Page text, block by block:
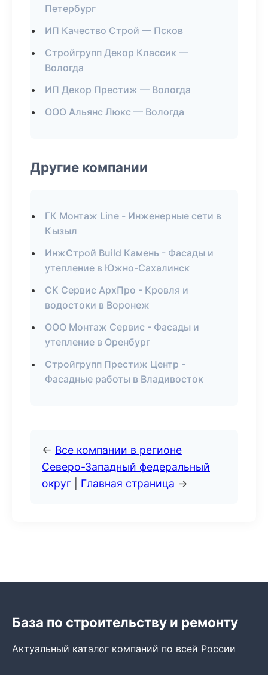
Петербург
ИП Качество Строй — Псков
Стройгрупп Декор Классик —
Вологда
ИП Декор Престиж — Вологда
ООО Альянс Люкс — Вологда
Другие компании
ГК Монтаж Line - Инженерные сети в
Кызыл
ИнжСтрой Build Камень - Фасады и
утепление в Южно-Сахалинск
СК Сервис АрхПро - Кровля и
водостоки в Воронеж
ООО Монтаж Сервис - Фасады и
утепление в Оренбург
Стройгрупп Престиж Центр -
Фасадные работы в Владивосток
← Все компании в регионе
Северо-Западный федеральный
округ
Главная страница →
База по строительству и ремонту
Актуальный каталог компаний по всей России